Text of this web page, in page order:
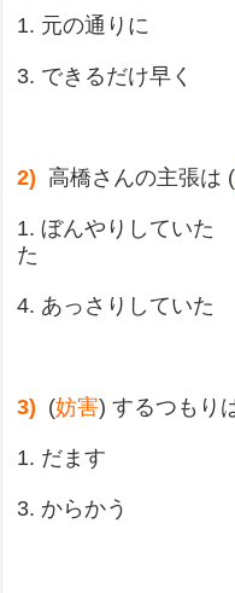
1. 元の通りに
3. できるだけ早
2) 高橋さんの主張は (
1. ぼんやりしてい
た
4. あっさりしてい
3) (妨害) するつもり
1. だます 2.
3. からかう